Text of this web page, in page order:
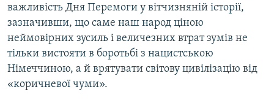
важливість Дня Перемоги у вітчизняній історії,
зазначивши, що саме наш народ ціною
неймовірних зусиль і величезних втрат зумів не
тільки вистояти в боротьбі з нацистською
Німеччиною, а й врятувати світову цивілізацію від
«коричневої чуми».